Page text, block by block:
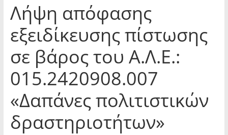
Λήψη απόφασης
εξειδίκευσης πίστωσης
σε βάρος του Α.Λ.Ε.:
015.2420908.007
«Δαπάνες πολιτιστικών
δραστηριοτήτων»